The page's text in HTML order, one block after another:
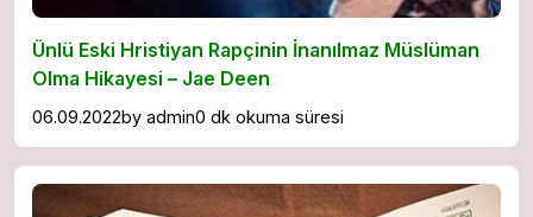
Ünlü Eski Hristiyan Rapçinin İnanılmaz Müslüman
Olma Hikayesi – Jae Deen
06.09.2022by admin0 dk okuma süresi